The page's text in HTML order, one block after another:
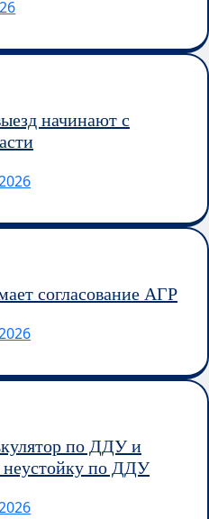
начинают с
согласование АГР
по ДДУ и
неустойку по ДДУ